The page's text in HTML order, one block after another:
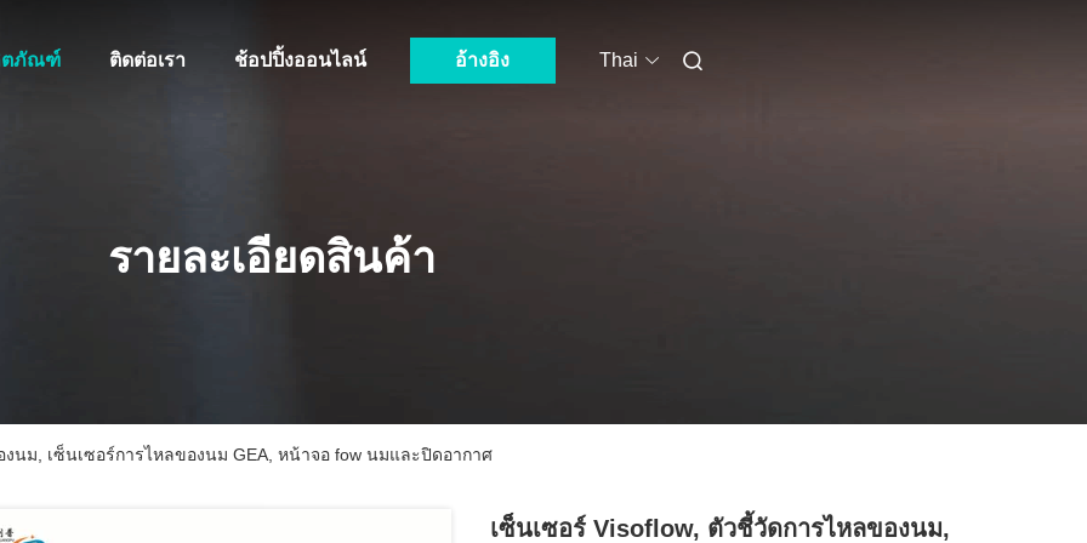
ตภัณฑ์ ติดต่อเรา ช้อปปิ้งออนไลน์ อ้างอิง Thai
รายละเอียดสินค้า
งนม, เซ็นเซอร์การไหลของนม GEA, หน้าจอ fow นมและปิดอากาศ
เซ็นเซอร์ Visoflow, ตัวชี้วัดการไหลของนม,